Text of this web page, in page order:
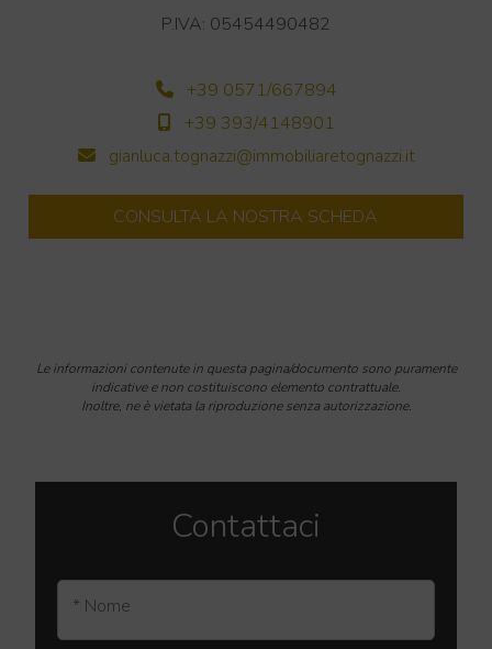
P.IVA: 05454490482
+39 0571/667894
+39 393/4148901
gianluca.tognazzi@immobiliaretognazzi.it
CONSULTA LA NOSTRA SCHEDA
Le informazioni contenute in questa pagina/documento sono puramente
indicative e non costituiscono elemento contrattuale.
Inoltre, ne è vietata la riproduzione senza autorizzazione.
Contattaci
* Nome